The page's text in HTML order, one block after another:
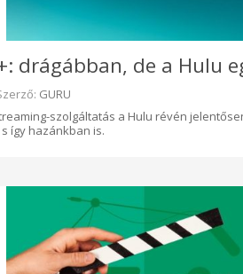
drágábban, de a Hulu
GURU
szolgáltatás a Hulu révén
így hazánkban is.